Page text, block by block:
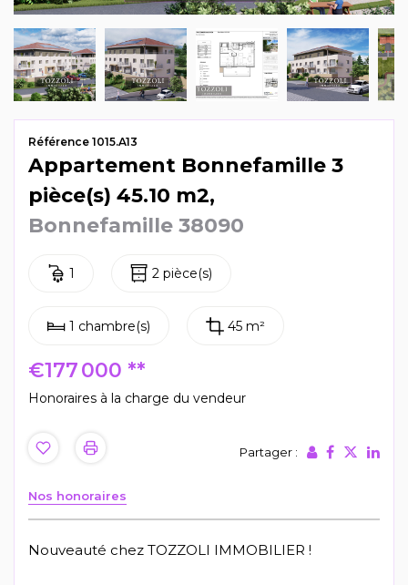
Mag & actus
Contactez-nous
Référence 1015.A13
Appartement Bonnefamille 3
pièce(s) 45.10 m2,
Bonnefamille 38090
1 2 pièce(s)
1 chambre(s) 45 m²
€177 000 **
Honoraires à la charge du vendeur
Partager :
Nos honoraires
Nouveauté chez TOZZOLI IMMOBILIER !